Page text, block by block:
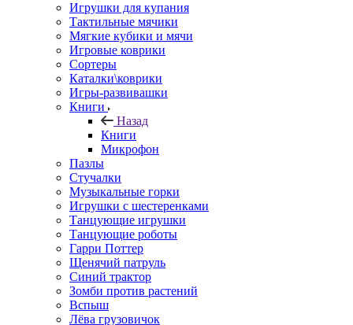
Игрушки для купания
Тактильные мячики
Мягкие кубики и мячи
Игровые коврики
Сортеры
Каталки\коврики
Игры-развивашки
Книги
Назад
Книги
Микрофон
Пазлы
Стучалки
Музыкальные горки
Игрушки с шестеренками
Танцующие игрушки
Танцующие роботы
Гарри Поттер
Щенячий патруль
Синий трактор
Зомби против растений
Вспыш
Лёва грузовичок